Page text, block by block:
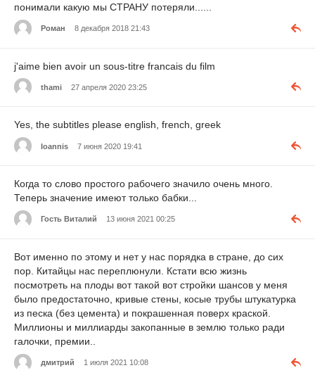
понимали какую мы СТРАНУ потеряли......
Роман 8 декабря 2018 21:43
j'aime bien avoir un sous-titre francais du film
thami 27 апреля 2020 23:25
Yes, the subtitles please english, french, greek
Ioannis 7 июня 2020 19:41
Когда то слово простого рабочего значило очень много.
Теперь значение имеют только бабки...
Гость Виталий 13 июня 2021 00:25
Вот именно по этому и нет у нас порядка в стране, до сих
пор. Китайцы нас переплюнули. Кстати всю жизнь
посмотреть на плоды вот такой вот стройки шансов у меня
было предостаточно, кривые стены, косые трубы штукатурка
из песка (без цемента) и покрашенная поверх краской.
Миллионы и миллиарды закопанные в землю только ради
галочки, премии..
дмитрий 1 июля 2021 10:08